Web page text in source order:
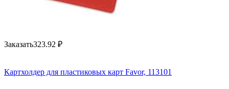
Заказать323.92 ₽
Картхолдер для пластиковых карт Favor, 113101